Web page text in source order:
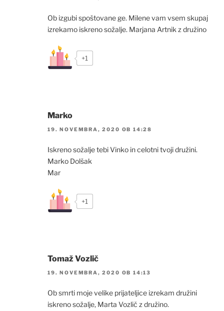
Ob izgubi spoštovane ge. Milene vam vsem skupaj
izrekamo iskreno sožalje. Marjana Artnik z družino
+1
Marko
19. NOVEMBRA, 2020 OB 14:28
Iskreno sožalje tebi Vinko in celotni tvoji družini.
Marko Dolšak
Mar
+1
Tomaž Vozlič
19. NOVEMBRA, 2020 OB 14:13
Ob smrti moje velike prijateljice izrekam družini
iskreno sožalje, Marta Vozlič z družino.